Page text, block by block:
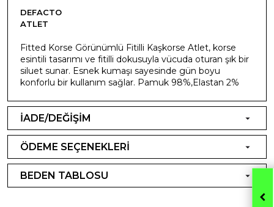
DEFACTO
ATLET
Fitted Korse Görünümlü Fitilli Kaşkorse Atlet, korse
esintili tasarımı ve fitilli dokusuyla vücuda oturan şık bir
siluet sunar. Esnek kumaşı sayesinde gün boyu
konforlu bir kullanım sağlar. Pamuk 98%,Elastan 2%
İADE/DEĞİŞİM
ÖDEME SEÇENEKLERİ
BEDEN TABLOSU